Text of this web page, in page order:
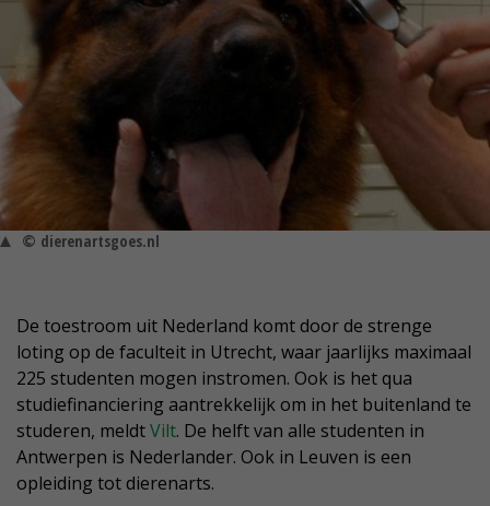
© dierenartsgoes.nl
De toestroom uit Nederland komt door de strenge
loting op de faculteit in Utrecht, waar jaarlijks maximaal
225 studenten mogen instromen. Ook is het qua
studiefinanciering aantrekkelijk om in het buitenland te
studeren, meldtVilt. De helft van alle studenten in
Antwerpen is Nederlander. Ook in Leuven is een
opleiding tot dierenarts.